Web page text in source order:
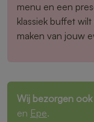
menu en een
klassiek buffet
maken van jouw
Wij bezorgen ook
en Epe.